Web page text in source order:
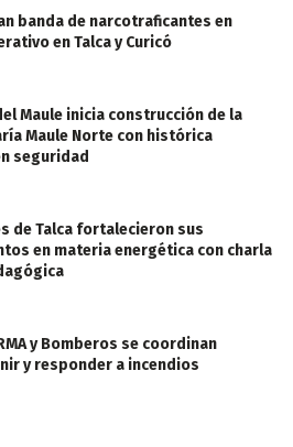
banda de narcotraficantes en
en Talca y Curicó
Maule inicia construcción de la
Maule Norte con histórica
seguridad
de Talca fortalecieron sus
en materia energética con charla
y Bomberos se coordinan
y responder a incendios